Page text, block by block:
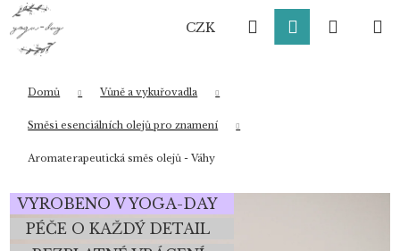
Přejít
obsah
CZK HledatPřihlášení
Domů Vůně a vykuřovadla
Směsi esenciálních olejů pro znamení
Aromaterapeutická směs olejů - Váhy
VYROBENO V YOGA-DAY
PÉČE O KAŽDÝ DETAIL
K
o
Zpět
Zpět
Co potřebujete najít?